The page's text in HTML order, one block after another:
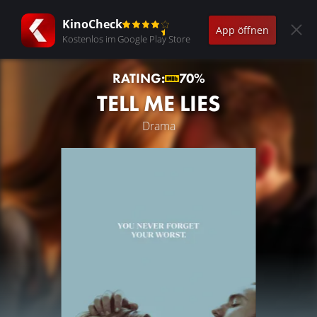
KinoCheck
Kostenlos im Google Play Store
App öffnen
RATING: 70%
TELL ME LIES
Drama